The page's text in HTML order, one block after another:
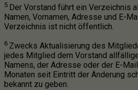
5 Der Vorstand führt ein Verzeichnis
Namen, Vornamen, Adresse und E-
Verzeichnis ist nicht öffentlich.
6 Zwecks Aktualisierung des
jedes Mitglied dem Vorstand
Namens, der Adresse oder der E-
Monaten seit Eintritt der Änderung
bekannt zu geben.